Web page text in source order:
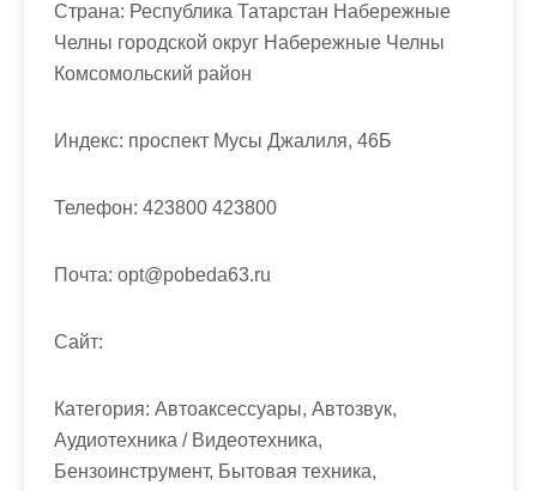
Страна: Республика Татарстан Набережные
Челны городской округ Набережные Челны
Комсомольский район
Индекс: проспект Мусы Джалиля, 46Б
Телефон: 423800 423800
Почта: opt@pobeda63.ru
Cайт:
Категория: Автоаксессуары, Автозвук,
Аудиотехника / Видеотехника,
Бензоинструмент, Бытовая техника,